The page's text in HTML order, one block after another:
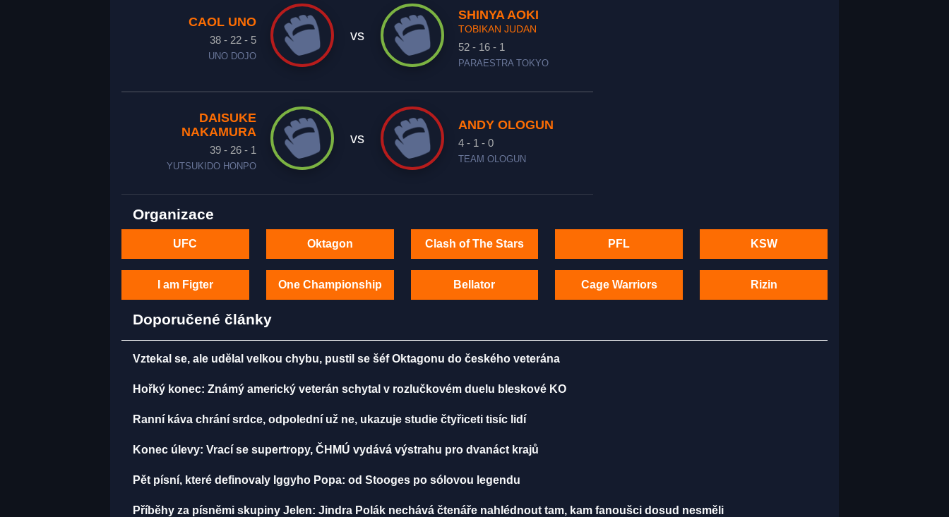
CAOL UNO
38 - 22 - 5
UNO DOJO
vs
SHINYA AOKI
TOBIKAN JUDAN
52 - 16 - 1
PARAESTRA TOKYO
DAISUKE
NAKAMURA
39 - 26 - 1
YUTSUKIDO HONPO
vs
ANDY OLOGUN
4 - 1 - 0
TEAM OLOGUN
Organizace
UFC Oktagon Clash of The Stars PFL KSW
I am Figter One Championship Bellator Cage Warriors Rizin
Doporučené články
Vztekal se, ale udělal velkou chybu, pustil se šéf Oktagonu do českého veterána
Hořký konec: Známý americký veterán schytal v rozlučkovém duelu bleskové KO
Ranní káva chrání srdce, odpolední už ne, ukazuje studie čtyřiceti tisíc lidí
Konec úlevy: Vrací se supertropy, ČHMÚ vydává výstrahu pro dvanáct krajů
Pět písní, které definovaly Iggyho Popa: od Stooges po sólovou legendu
Příběhy za písněmi skupiny Jelen: Jindra Polák nechává čtenáře nahlédnout tam, kam fanoušci dosud nesměli